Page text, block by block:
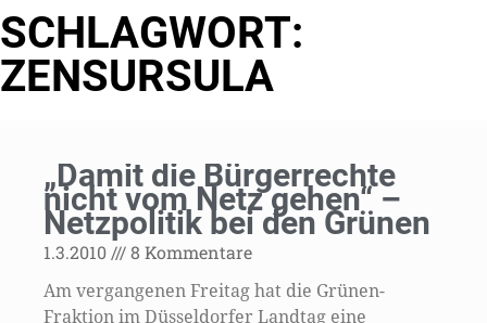
SCHLAGWORT:
ZENSURSULA
„Damit die Bürgerrechte
nicht vom Netz gehen“ –
Netzpolitik bei den Grünen
1.3.2010 8 Kommentare
Am vergangenen Freitag hat die Grünen-
Fraktion im Düsseldorfer Landtag eine